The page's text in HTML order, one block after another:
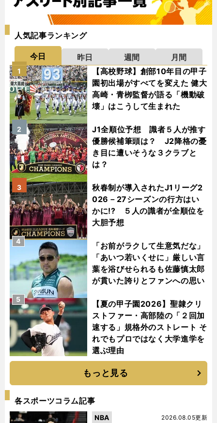
人気記事ランキング
今日 昨日 週間
月間
【高校野球】創部10年目の甲子
園初出場がすべてを変えた 健大
高崎・青栁監督が語る「機動破
壊」はこうして生まれた
1
J1全順位予想 識者５人が推す
優勝候補筆頭は？ J2降格の憂
き目に遭いそうな３クラブと
は？
2
秋春制が導入されたJ1リーグ2
026－27シーズンの行方はい
かに!? ５人の識者が全順位を
大胆予想
3
「お前がラクして生意気だな」
「あいつ若いくせに」厳しい言
葉を浴びせられるも佐藤慎太郎
が貫いた誇りとファンへの思い
4
【夏の甲子園2026】聖隷クリ
ストファー・高部陸の「２回加
速する」規格外のストレート そ
れでもプロではなく大学進学を
選ぶ理由
5
もっと見る
各スポーツコラム記事
2026.08.05更新
NBA